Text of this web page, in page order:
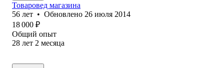
Товаровед магазина
56 лет • Обновлено 26 июля 2014
18 000 ₽
Общий опыт
28 лет 2 месяца